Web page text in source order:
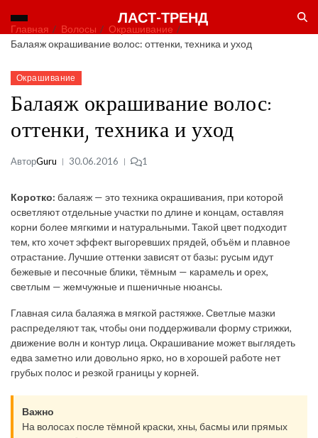
ЛАСТ-ТРЕНД
Главная Волосы
Окрашивание
Балаяж окрашивание волос: оттенки, техника и уход
Окрашивание
Балаяж окрашивание волос:
оттенки, техника и уход
АвторGuru 30.06.2016 1
Коротко: балаяж — это техника окрашивания, при которой
осветляют отдельные участки по длине и концам, оставляя
корни более мягкими и натуральными. Такой цвет подходит
тем, кто хочет эффект выгоревших прядей, объём и плавное
отрастание. Лучшие оттенки зависят от базы: русым идут
бежевые и песочные блики, тёмным — карамель и орех,
светлым — жемчужные и пшеничные нюансы.
Главная сила балаяжа в мягкой растяжке. Светлые мазки
распределяют так, чтобы они поддерживали форму стрижки,
движение волн и контур лица. Окрашивание может выглядеть
едва заметно или довольно ярко, но в хорошей работе нет
грубых полос и резкой границы у корней.
Важно
На волосах после тёмной краски, хны, басмы или прямых